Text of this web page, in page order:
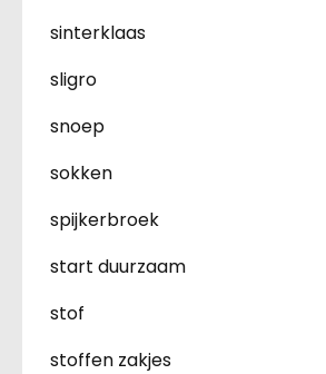
sinterklaas
sligro
snoep
sokken
spijkerbroek
start duurzaam
stof
stoffen zakjes